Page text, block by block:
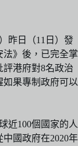
昨日（11日）發
法》後，已完全掌
港府對8名政治
如果專制政府可以
近100個國家的人
國政府在2020年